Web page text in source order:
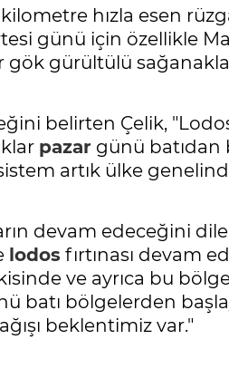
hızla esen
günü için özellikle
gök gürültülü
belirten Çelik,
pazar günü batıdan
artık ülke
devam edeceğini
lodos fırtınası devam
ve ayrıca bu
batı bölgelerden
beklentimiz var."